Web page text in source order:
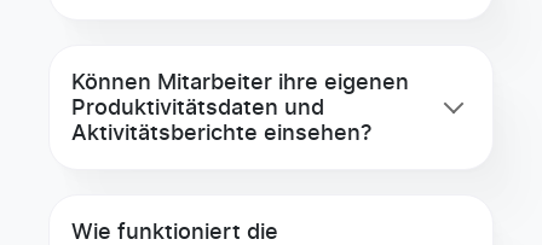
Können Mitarbeiter ihre eigenen
Produktivitäts­daten und
Aktivitäts­berichte einsehen?
Wie funktioniert die